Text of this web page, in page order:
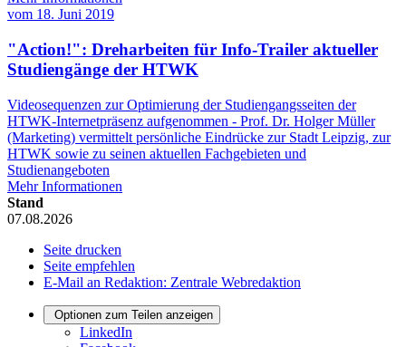
vom 18. Juni 2019
"Action!": Dreharbeiten für Info-Trailer aktueller
Studiengänge der HTWK
Videosequenzen zur Optimierung der Studiengangsseiten der
HTWK-Internetpräsenz aufgenommen - Prof. Dr. Holger Müller
(Marketing) vermittelt persönliche Eindrücke zur Stadt Leipzig, zur
HTWK sowie zu seinen aktuellen Fachgebieten und
Studienangeboten
Mehr Informationen
Stand
07.08.2026
Seite drucken
Seite empfehlen
E-Mail an Redaktion: Zentrale Webredaktion
Optionen zum Teilen anzeigen
LinkedIn